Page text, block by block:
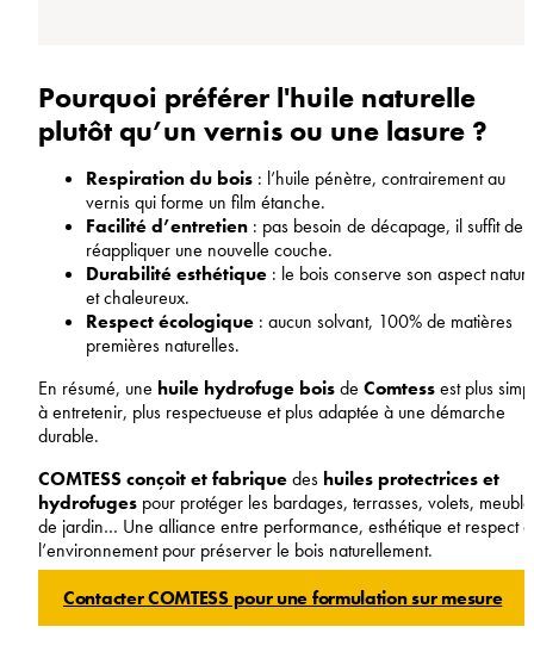
Pourquoi préférer l'huile naturelle
plutôt qu’un vernis ou une lasure ?
Respiration du bois : l’huile pénètre, contrairement au
vernis qui forme un film étanche.
Facilité d’entretien : pas besoin de décapage, il suffit de
réappliquer une nouvelle couche.
Durabilité esthétique : le bois conserve son aspect
et chaleureux.
Respect écologique : aucun solvant, 100% de matières
premières naturelles.
En résumé, une huile hydrofuge boisde Comtessest plus
à entretenir, plus respectueuse et plus adaptée à une démarche
durable.
COMTESS conçoit et fabriquedes huiles protectrices et
hydrofuges pour protéger les bardages, terrasses, volets,
de jardin… Une alliance entre performance, esthétique et respect
l’environnement pour préserver le bois naturellement.
Contacter COMTESS pour une formulation sur mesure